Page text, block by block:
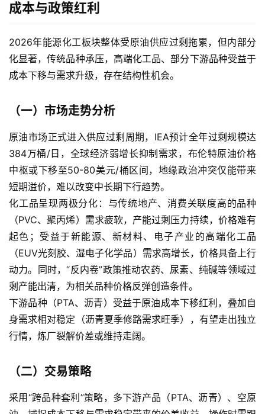
原
油
期
货
国
货
恒
成本与政策红利
2026年能源化工板块整体受原油供应过剩拖累，但内部分
化显著，传统品种承压，高端化工品、部分下游品种受益于
成本下移与需求升级，存在结构性机会。
（一）市场走势分析
原油市场正式进入供应过剩周期，IEA预计全年过剩规模达
384万桶/日，全球经济弱增长抑制需求，布伦特原油价格
中枢或下移至50-80美元/桶区间，地缘政治冲突仅能带来
短期溢价，难以改变中长期下行趋势。
化工品呈现两极分化：与传统地产、消费关联度高的品种
（PVC、聚丙烯）需求疲软，产能过剩压力持续，价格难有
起色；受益于新能源、新材料、电子产业的高端化工品
（EUV光刻胶、湿电子化学品）需求高增长，价格具备上行
动力。同时，“反内卷”政策推动农药、尿素、纯碱等领域过
剩产能出清，为相关品种价格反弹创造条件。
下游品种（PTA、沥青）受益于原油成本下移红利，叠加自
身需求相对稳定（沥青夏季修路需求旺季），有望走出独立
行情，炼厂裂解价差或维持走阔。
（二）交易策略
采用“跨品种套利”策略，多下游产品（PTA、沥青）、空原